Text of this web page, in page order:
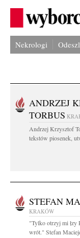
Nekrologi
ANDRZEJ
TORBUS
Andrzej Krzysztof
tekstów piosenek,
STEFAN
KRAKÓW
"Tylko otrzyj mi łzy
wrót." Stefan